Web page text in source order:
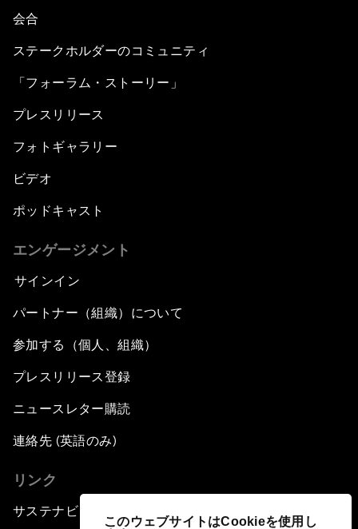
このウェブサイトはCookieを使用し
会合
ステークホルダーのコミュニティ
「フォーラム・ストーリー」
プレスリリース
フォトギャラリー
ビデオ
ポッドキャスト
エンゲージメント
サインイン
パートナー（組織）について
参加する（個人、組織）
プレスリリース登録
ニュースレター購読
連絡先 (英語のみ)
リンク
サステナビリティへの取り組み